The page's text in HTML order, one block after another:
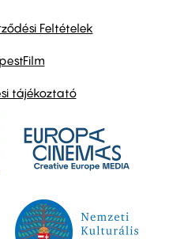
Feltételek
tájékoztató